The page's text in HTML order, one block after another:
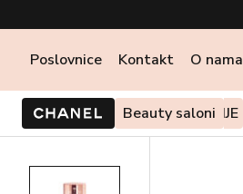
Poslovnice Kontakt O nama
Beauty saloni
PONUDE I AKCIJE